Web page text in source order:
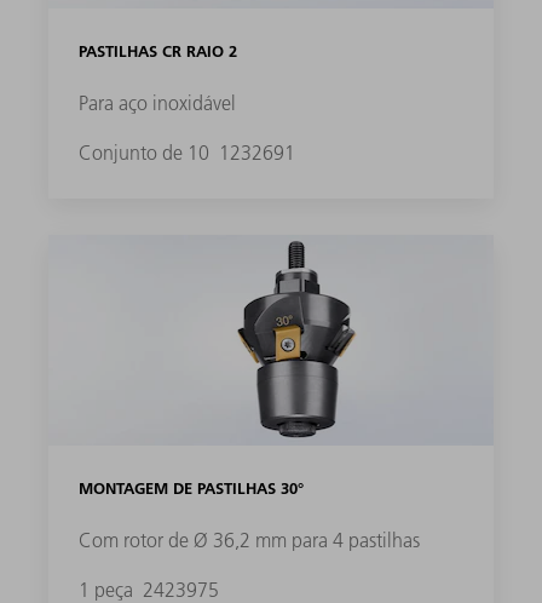
PASTILHAS CR RAIO 2
Para aço inoxidável
Conjunto de 10 1232691
MONTAGEM DE PASTILHAS 30°
Com rotor de Ø 36,2 mm para 4 pastilhas
1 peça 2423975